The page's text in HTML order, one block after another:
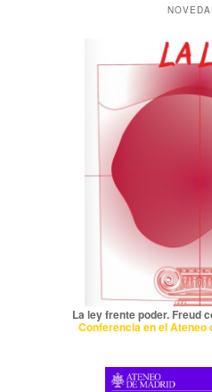
La ley frente poder. Freud
Conferencia en el Ateneo